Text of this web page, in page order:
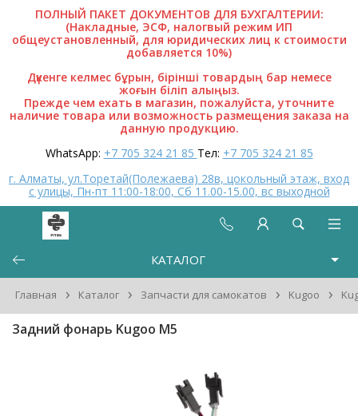
ПОЛНЫЙ ПАКЕТ ДОКУМЕНТОВ ДЛЯ БУХГАЛТЕРИИ:
(Накладные, ЭСФ, налогвый режим ИП
общеустановленный, для юридических лиц к стоимости
добавляется 10%)
Дүкенге келмес бұрын, бірінші товардың бар немесе
жоғын біліп алыңыз.
Прежде чем ехать в магазин, пожалуйста, уточните
наличие товара или возможность размещения заказа на
данную продукцию.
WhatsApp: +7 705 324 21 85 Тел: +7 705 324 21 85
г. Алматы, ул.Торетай(Полежаева) 28в, цокольный этаж, вход
с улицы, Пн-пт 11:00-18:00, Сб 11.00-15.00, вс выходной
КАТАЛОГ
Главная › Каталог › Запчасти для самокатов › Kugoo ›
Задний фонарь Kugoo M5